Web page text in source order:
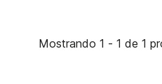
Mostrando 1 - 1 de 1